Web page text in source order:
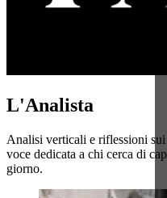
L'Analista
Analisi verticali e riflessioni
voce dedicata a chi cerca di
giorno.